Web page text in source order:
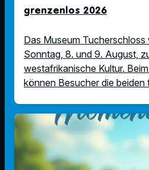
grenzenlos 2026
Das Museum Tucherschloss
Sonntag, 8. und 9. August,
westafrikanische Kultur.
können Besucher die